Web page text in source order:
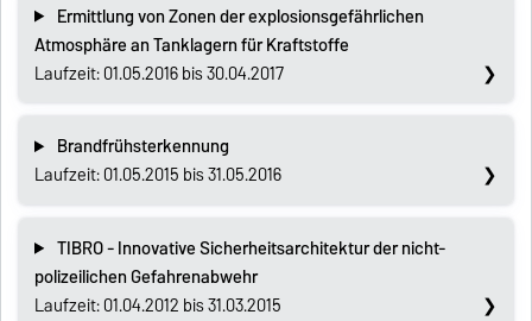
Ermittlung von Zonen der explosionsgefährlichen
Atmosphäre an Tanklagern für Kraftstoffe
Laufzeit: 01.05.2016 bis 30.04.2017
Brandfrühsterkennung
Laufzeit: 01.05.2015 bis 31.05.2016
TIBRO - Innovative Sicherheitsarchitektur der nicht-
polizeilichen Gefahrenabwehr
Laufzeit: 01.04.2012 bis 31.03.2015